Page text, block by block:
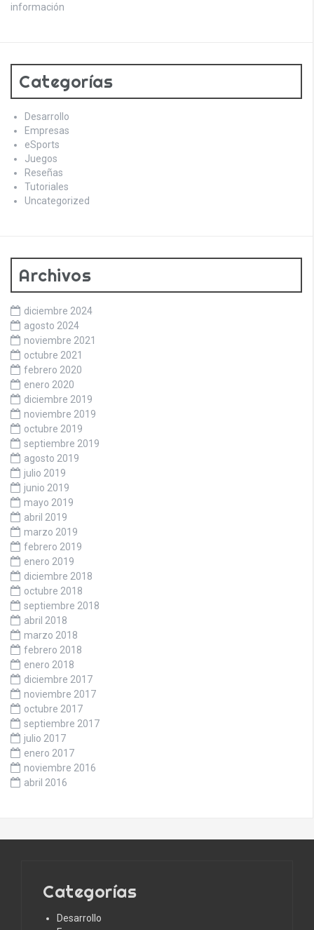
información
Categorías
Desarrollo
Empresas
eSports
Juegos
Reseñas
Tutoriales
Uncategorized
Archivos
diciembre 2024
agosto 2024
noviembre 2021
octubre 2021
febrero 2020
enero 2020
diciembre 2019
noviembre 2019
octubre 2019
septiembre 2019
agosto 2019
julio 2019
junio 2019
mayo 2019
abril 2019
marzo 2019
febrero 2019
enero 2019
diciembre 2018
octubre 2018
septiembre 2018
abril 2018
marzo 2018
febrero 2018
enero 2018
diciembre 2017
noviembre 2017
octubre 2017
septiembre 2017
julio 2017
enero 2017
noviembre 2016
abril 2016
Categorías
Desarrollo